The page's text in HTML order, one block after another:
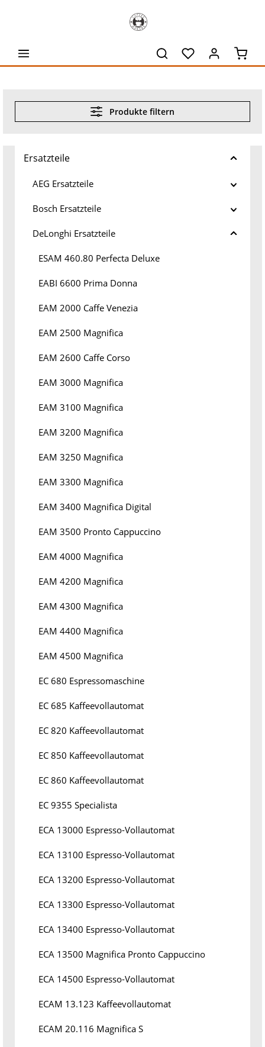
Produkte filtern
Ersatzteile
AEG Ersatzteile
Bosch Ersatzteile
DeLonghi Ersatzteile
ESAM 460.80 Perfecta Deluxe
EABI 6600 Prima Donna
EAM 2000 Caffe Venezia
EAM 2500 Magnifica
EAM 2600 Caffe Corso
EAM 3000 Magnifica
EAM 3100 Magnifica
EAM 3200 Magnifica
EAM 3250 Magnifica
EAM 3300 Magnifica
EAM 3400 Magnifica Digital
EAM 3500 Pronto Cappuccino
EAM 4000 Magnifica
EAM 4200 Magnifica
EAM 4300 Magnifica
EAM 4400 Magnifica
EAM 4500 Magnifica
EC 680 Espressomaschine
EC 685 Kaffeevollautomat
EC 820 Kaffeevollautomat
EC 850 Kaffeevollautomat
EC 860 Kaffeevollautomat
EC 9355 Specialista
ECA 13000 Espresso-Vollautomat
ECA 13100 Espresso-Vollautomat
ECA 13200 Espresso-Vollautomat
ECA 13300 Espresso-Vollautomat
ECA 13400 Espresso-Vollautomat
ECA 13500 Magnifica Pronto Cappuccino
ECA 14500 Espresso-Vollautomat
ECAM 13.123 Kaffeevollautomat
ECAM 20.116 Magnifica S